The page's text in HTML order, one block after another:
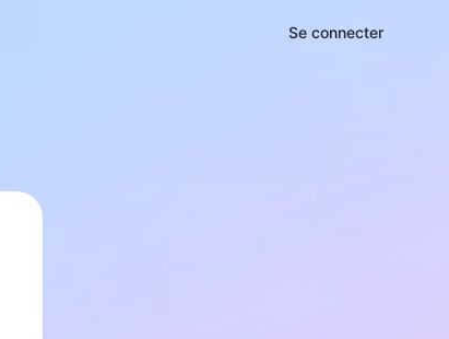
Se connecter